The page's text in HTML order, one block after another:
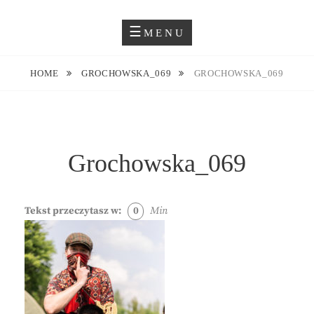
JUSTYNA EWA GROCHOWSKA
MENU
HOME GROCHOWSKA_069 GROCHOWSKA_069
Grochowska_069
Tekst przeczytasz w: 0 Min